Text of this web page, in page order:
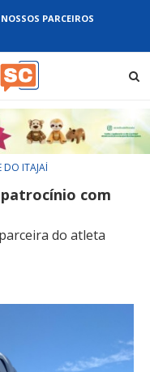
NOSSOS PARCEIROS
DO ITAJAÍ
com
do atleta